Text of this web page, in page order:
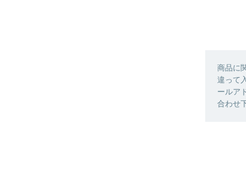
商品に
違って
ールア
合わせ